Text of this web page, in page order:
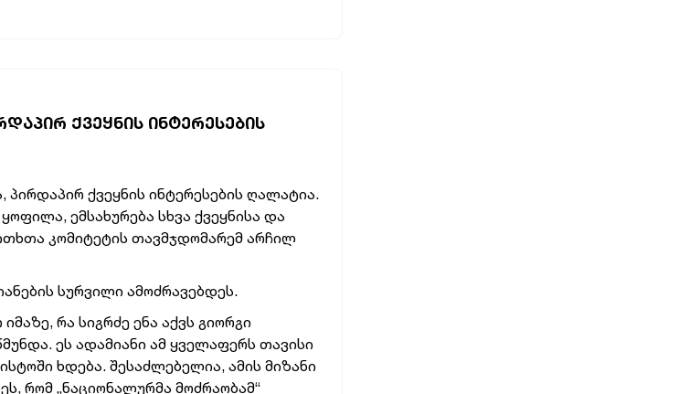
ᲥᲕᲔᲧᲜᲘᲡ ᲘᲜᲢᲔᲠᲔᲡᲔᲑᲘᲡ
პირდაპირ ქვეყნის ინტერესების ღალატია.
ემსახურება სხვა ქვეყნისა და
კომიტეტის თავმჯდომარემ არჩილ
სურვილი ამოძრავებდეს.
რა სიგრძე ენა აქვს გიორგი
ეს ადამიანი ამ ყველაფერს თავისი
ხდება. შესაძლებელია, ამის მიზანი
რომ „ნაციონალურმა მოძრაობამ“